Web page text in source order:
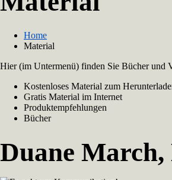
Home
Material
Hier (im Untermenü) finden Sie Bücher und
Kostenloses Material zum
Gratis Material im Internet
Produktempfehlungen
Bücher
Duane